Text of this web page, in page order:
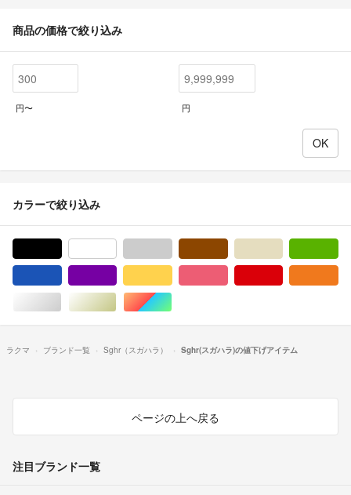
商品の価格で絞り込み
円〜 円
カラーで絞り込み
シルバー/銀色系ゴールド/金色系マルチカラー
ラクマ ブランド一覧 Sghr（スガハラ） Sghr(スガハラ)の値下げアイテム
ページの上へ戻る
注目ブランド一覧